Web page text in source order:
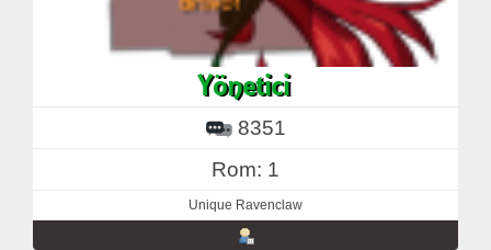
8351
Rom: 1
Unique Ravenclaw